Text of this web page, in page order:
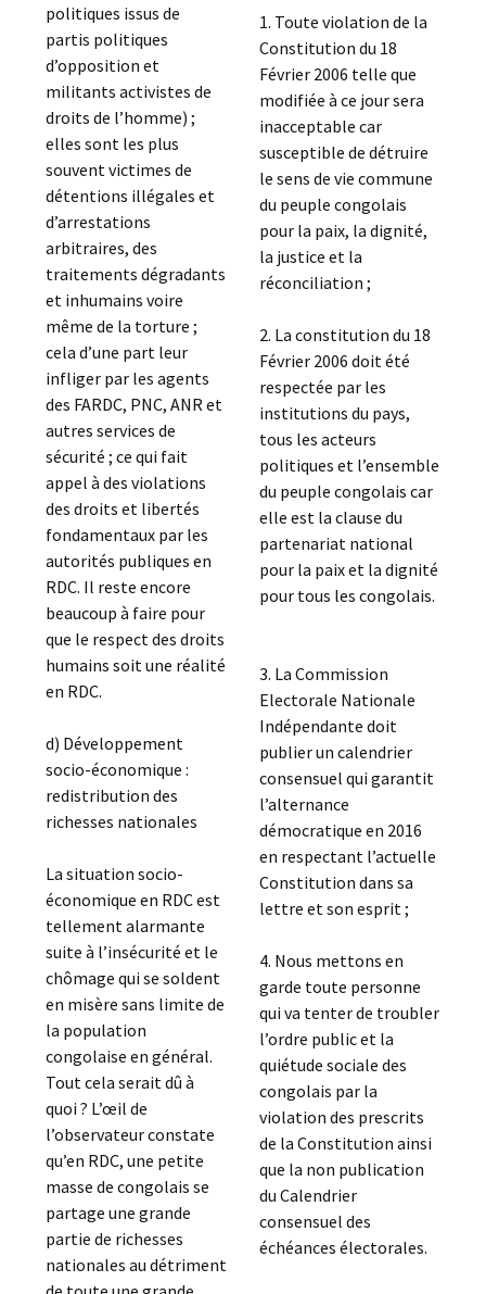
politiques issus de
partis politiques
d’opposition et
militants activistes de
droits de l’homme) ;
elles sont les plus
souvent victimes de
détentions illégales et
d’arrestations
arbitraires, des
traitements dégradants
et inhumains voire
même de la torture ;
cela d’une part leur
infliger par les agents
des FARDC, PNC, ANR et
autres services de
sécurité ; ce qui fait
appel à des violations
des droits et libertés
fondamentaux par les
autorités publiques en
RDC. Il reste encore
beaucoup à faire pour
que le respect des droits
humains soit une réalité
en RDC.
d) Développement
socio-économique :
redistribution des
richesses nationales
La situation socio-
économique en RDC est
tellement alarmante
suite à l’insécurité et le
chômage qui se soldent
en misère sans limite de
la population
congolaise en général.
Tout cela serait dû à
quoi ? L’œil de
l’observateur constate
qu’en RDC, une petite
masse de congolais se
partage une grande
partie de richesses
nationales au détriment
1. Toute violation de la
Constitution du 18
Février 2006 telle que
modifiée à ce jour sera
inacceptable car
susceptible de détruire
le sens de vie commune
du peuple congolais
pour la paix, la dignité,
la justice et la
réconciliation ;
2. La constitution du 18
Février 2006 doit été
respectée par les
institutions du pays,
tous les acteurs
politiques et l’ensemble
du peuple congolais car
elle est la clause du
partenariat national
pour la paix et la dignité
pour tous les congolais.
3. La Commission
Electorale Nationale
Indépendante doit
publier un calendrier
consensuel qui garantit
l’alternance
démocratique en 2016
en respectant l’actuelle
Constitution dans sa
lettre et son esprit ;
4. Nous mettons en
garde toute personne
qui va tenter de troubler
l’ordre public et la
quiétude sociale des
congolais par la
violation des prescrits
de la Constitution ainsi
que la non publication
du Calendrier
consensuel des
échéances électorales.